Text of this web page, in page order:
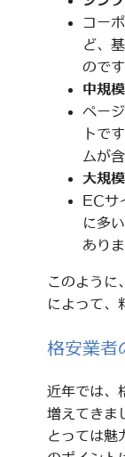
コー
ど、
のです
中規
ペー
トで
ムが
大規
ECサ
に多
ありま
このように
によって、
格安業者
近年では、
増えてきま
とっては魅